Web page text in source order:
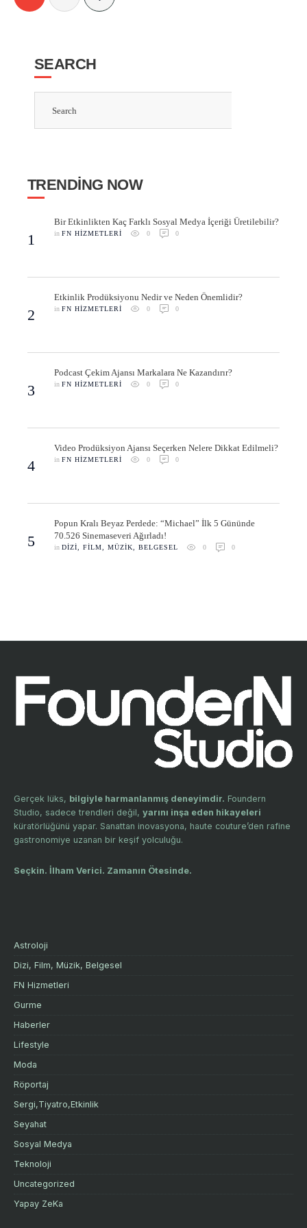
SEARCH
TRENDING NOW
1
Bir Etkinlikten Kaç Farklı Sosyal Medya İçeriği Üretilebilir?
in FN HIZMETLERI 0 0
2
Etkinlik Prodüksiyonu Nedir ve Neden Önemlidir?
in FN HIZMETLERI 0 0
3
Podcast Çekim Ajansı Markalara Ne Kazandırır?
in FN HIZMETLERI 0 0
4
Video Prodüksiyon Ajansı Seçerken Nelere Dikkat Edilmeli?
in FN HIZMETLERI 0 0
5
Popun Kralı Beyaz Perdede: “Michael” İlk 5 Gününde
70.526 Sinemaseveri Ağırladı!
in DIZI, FILM, MÜZIK, BELGESEL 0 0
Gerçek lüks, bilgiyle harmanlanmış deneyimdir. Foundern
Studio, sadece trendleri değil, yarını inşa eden hikayeleri
küratörlüğünü yapar. Sanattan inovasyona, haute couture’den rafine
gastronomiye uzanan bir keşif yolculuğu.
Seçkin. İlham Verici. Zamanın Ötesinde.
Astroloji
Dizi, Film, Müzik, Belgesel
FN Hizmetleri
Gurme
Haberler
Lifestyle
Moda
Röportaj
Sergi,Tiyatro,Etkinlik
Seyahat
Sosyal Medya
Teknoloji
Uncategorized
Yapay ZeKa